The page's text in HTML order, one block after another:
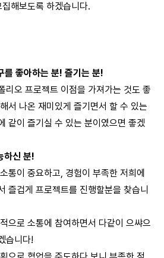
해보도록 하겠습니다.
를 좋아하는 분! 즐기는 분!
리오 프로젝트 이점을 가져가는 것도 좋
서 나온 재미있게 즐기면서 할 수 있는
같이 즐기실 수 있는 분이였으면 좋겠
하신 분!
통이 중요하고, 경험이 부족한 저희에
즐겁게 프로젝트를 진행할분을 찾습니
으로 소통에 참여하면서 다같이 으쌰으
습니다!